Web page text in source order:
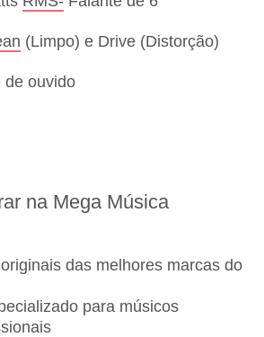
(Limpo) e Drive (Distorção)
de ouvido
na Mega Música
das melhores marcas do
para músicos